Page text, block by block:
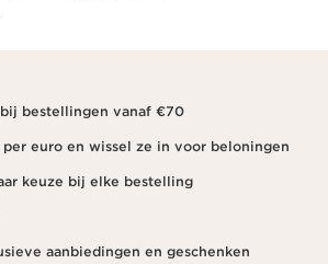
bestellingen vanaf €70
euro en wissel ze in voor beloningen
keuze bij elke bestelling
aanbiedingen en geschenken